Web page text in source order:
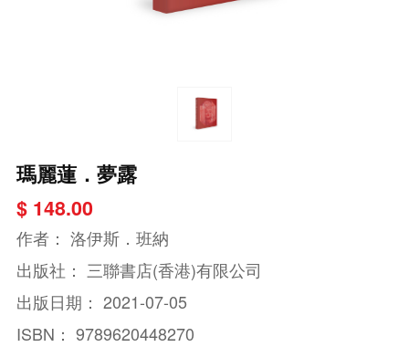
瑪麗蓮．夢露
$ 148.00
作者： 洛伊斯．班納
出版社： 三聯書店(香港)有限公司
出版日期： 2021-07-05
ISBN： 9789620448270